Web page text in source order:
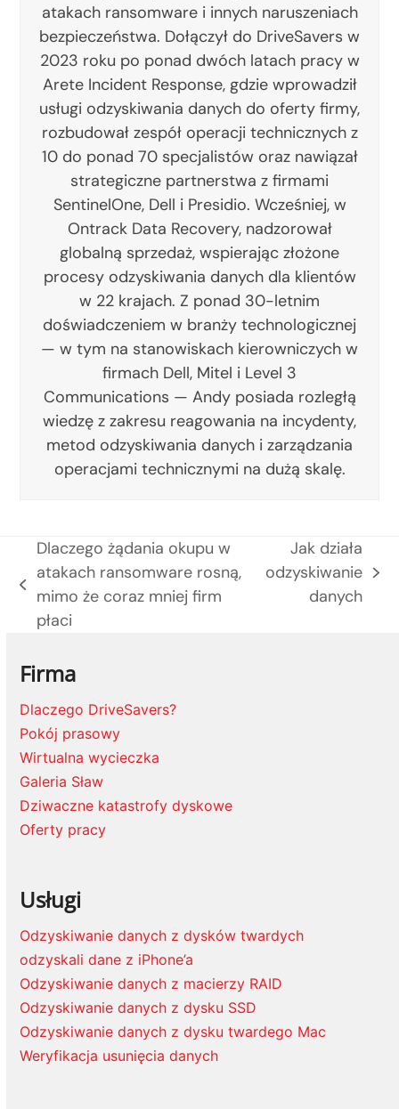
atakach ransomware i innych naruszeniach
bezpieczeństwa. Dołączył do DriveSavers w
2023 roku po ponad dwóch latach pracy w
Arete Incident Response, gdzie wprowadził
usługi odzyskiwania danych do oferty firmy,
rozbudował zespół operacji technicznych z
10 do ponad 70 specjalistów oraz nawiązał
strategiczne partnerstwa z firmami
SentinelOne, Dell i Presidio. Wcześniej, w
Ontrack Data Recovery, nadzorował
globalną sprzedaż, wspierając złożone
procesy odzyskiwania danych dla klientów
w 22 krajach. Z ponad 30-letnim
doświadczeniem w branży technologicznej
— w tym na stanowiskach kierowniczych w
firmach Dell, Mitel i Level 3
Communications — Andy posiada rozległą
wiedzę z zakresu reagowania na incydenty,
metod odzyskiwania danych i zarządzania
operacjami technicznymi na dużą skalę.
previous
post:
Dlaczego żądania okupu w
atakach ransomware rosną,
mimo że coraz mniej firm
płaci
next
Jak działa
odzyskiwanie
danych
Firma
Dlaczego DriveSavers?
Pokój prasowy
Wirtualna wycieczka
Galeria Sław
Dziwaczne katastrofy dyskowe
Oferty pracy
Usługi
Odzyskiwanie danych z dysków twardych
odzyskali dane z iPhone’a
Odzyskiwanie danych z macierzy RAID
Odzyskiwanie danych z dysku SSD
Odzyskiwanie danych z dysku twardego Mac
Weryfikacja usunięcia danych